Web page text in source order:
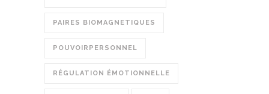
PAIRES BIOMAGNETIQUES
POUVOIRPERSONNEL
RÉGULATION ÉMOTIONNELLE